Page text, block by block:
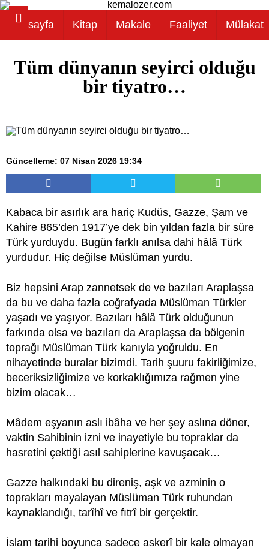
Anasayfa Kitap Makale Faaliyet Mülakat
Tüm dünyanın seyirci olduğu
bir tiyatro…
Güncelleme: 07 Nisan 2026 19:34
Kabaca bir asırlık ara hariç Kudüs, Gazze, Şam ve
Kahire 865’den 1917’ye dek bin yıldan fazla bir süre
Türk yurduydu. Bugün farklı anılsa dahi hâlâ Türk
yurdudur. Hiç değilse Müslüman yurdu.
Biz hepsini Arap zannetsek de ve bazıları Araplaşsa
da bu ve daha fazla coğrafyada Müslüman Türkler
yaşadı ve yaşıyor. Bazıları hâlâ Türk olduğunun
farkında olsa ve bazıları da Araplaşsa da bölgenin
toprağı Müslüman Türk kanıyla yoğruldu. En
nihayetinde buralar bizimdi. Tarih şuuru fakirliğimize,
beceriksizliğimize ve korkaklığımıza rağmen yine
bizim olacak…
Mâdem eşyanın aslı ibâha ve her şey aslına döner,
vaktin Sahibinin izni ve inayetiyle bu topraklar da
hasretini çektiği asıl sahiplerine kavuşacak…
Gazze halkındaki bu direniş, aşk ve azminin o
toprakları mayalayan Müslüman Türk ruhundan
kaynaklandığı, tarîhî ve fıtrî bir gerçektir.
İslam tarihi boyunca sadece askerî bir kale olmayan